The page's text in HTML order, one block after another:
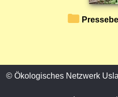
© Ökologisches Netzwerk